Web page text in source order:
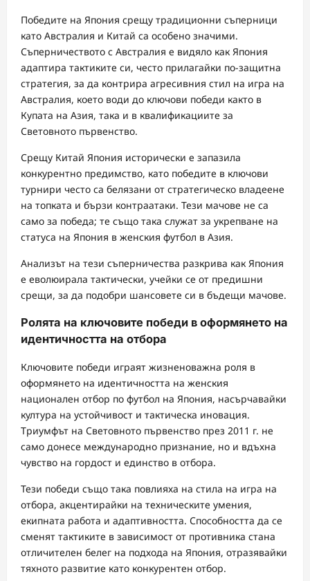
Победите на Япония срещу традиционни съперници
като Австралия и Китай са особено значими.
Съперничеството с Австралия е видяло как Япония
адаптира тактиките си, често прилагайки по-защитна
стратегия, за да контрира агресивния стил на игра на
Австралия, което води до ключови победи както в
Купата на Азия, така и в квалификациите за
Световното първенство.
Срещу Китай Япония исторически е запазила
конкурентно предимство, като победите в ключови
турнири често са белязани от стратегическо владеене
на топката и бързи контраатаки. Тези мачове не са
само за победа; те също така служат за укрепване на
статуса на Япония в женския футбол в Азия.
Анализът на тези съперничества разкрива как Япония
е еволюирала тактически, учейки се от предишни
срещи, за да подобри шансовете си в бъдещи мачове.
Ролята на ключовите победи в оформянето на
идентичността на отбора
Ключовите победи играят жизненоважна роля в
оформянето на идентичността на женския
национален отбор по футбол на Япония, насърчавайки
култура на устойчивост и тактическа иновация.
Триумфът на Световното първенство през 2011 г. не
само донесе международно признание, но и вдъхна
чувство на гордост и единство в отбора.
Тези победи също така повлияха на стила на игра на
отбора, акцентирайки на техническите умения,
екипната работа и адаптивността. Способността да се
сменят тактиките в зависимост от противника стана
отличителен белег на подхода на Япония, отразявайки
тяхното развитие като конкурентен отбор.